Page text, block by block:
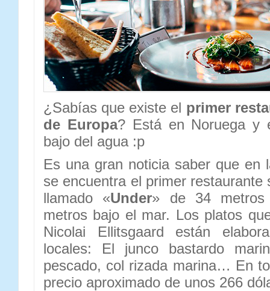
¿Sabías que existe el primer
de Europa? Está en Noruega y
bajo del agua :p
Es una gran noticia saber que
se encuentra el primer restaurante
llamado «Under» de 34 metros
metros bajo el mar. Los platos
Nicolai Ellitsgaard están
locales: El junco bastardo
pescado, col rizada marina… En
precio aproximado de unos 266